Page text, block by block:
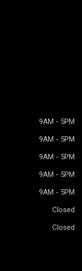
9AM - 5PM
9AM - 5PM
9AM - 5PM
9AM - 5PM
9AM - 5PM
Closed
Closed